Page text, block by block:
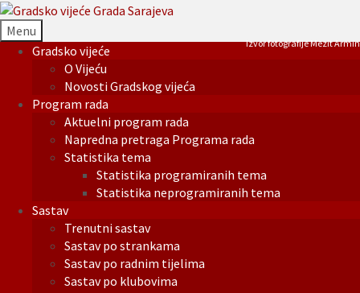
Menu
Gradsko vijeće
O Vijeću
Novosti Gradskog vijeća
Program rada
Aktuelni program rada
Napredna pretraga Programa rada
Statistika tema
Statistika programiranih tema
Statistika neprogramiranih tema
Sastav
Trenutni sastav
Sastav po strankama
Sastav po radnim tijelima
Sastav po klubovima
Izvor fotografije Mezit Armin